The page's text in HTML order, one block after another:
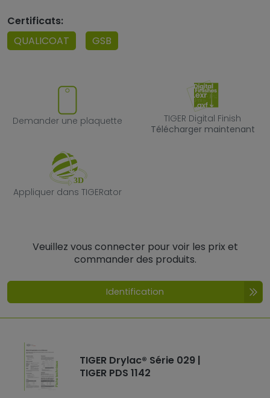
Certificats:
QUALICOAT
GSB
Demander une plaquette
Demander une plaquette
TIGER Digital
TIGER Digital Finish
Télécharger maintenant
Appliquer dans TIGERator
Appliquer dans TIGERator
Veuillez vous connecter pour voir les prix et
commander des produits.
Identification
TIGER Drylac® Série 029 |
TIGER PDS 1142